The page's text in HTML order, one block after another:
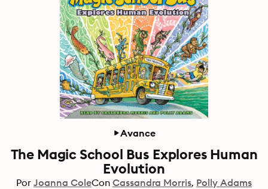
Avance
The Magic School Bus Explores Human
Evolution
Por Joanna ColeCon Cassandra Morris Polly Adams